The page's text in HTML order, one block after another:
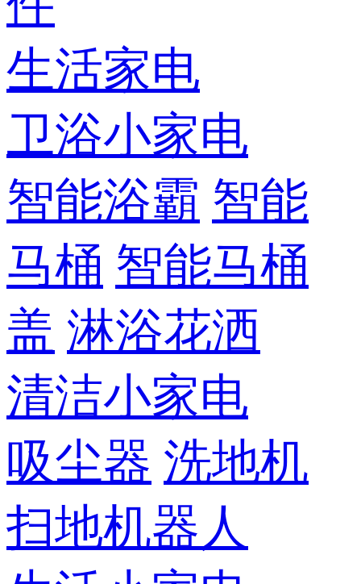
生活家电
卫浴小家电
智能浴霸 智能
马桶 智能马桶
盖 淋浴花洒
清洁小家电
吸尘器 洗地机
扫地机器人